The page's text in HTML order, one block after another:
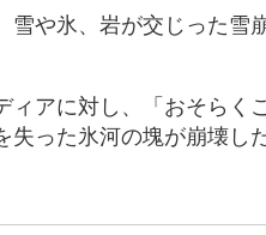
雪や氷、岩が交じった雪
ィアに対し、「おそらく
った氷河の塊が崩壊し